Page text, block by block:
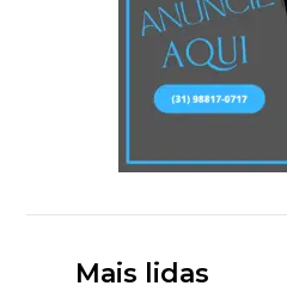
Mais lidas